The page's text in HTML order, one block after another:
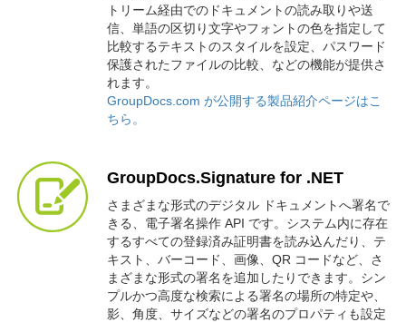
トリーム経由でのドキュメントの読み取りや送
信、単語の区切り文字やフォントの色を指定して
比較するテキストのスタイルを設定、パスワード
保護されたファイルの比較、などの機能が提供さ
れます。
GroupDocs.com が公開する製品紹介ページはこ
ちら。
GroupDocs.Signature for .NET
さまざまな形式のデジタル ドキュメントへ署名で
きる、電子署名操作 API です。システム内に存在
するすべての登録済み証明書を読み込んだり、テ
キスト、バーコード、画像、QR コードなど、さ
まざまな形式の署名を追加したりできます。シン
プルかつ高度な検索による署名の場所の特定や、
影、角度、サイズなどの署名のプロパティも設定